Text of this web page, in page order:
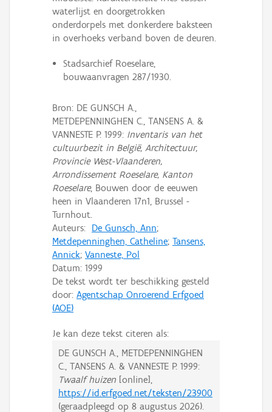
waterlijst en doorgetrokken
onderdorpels met donkerdere baksteen
in overhoeks verband boven de deuren.
Stadsarchief Roeselare,
bouwaanvragen 287/1930.
Bron: DE GUNSCH A.,
METDEPENNINGHEN C., TANSENS A. &
VANNESTE P. 1999: Inventaris van het
cultuurbezit in België, Architectuur,
Provincie West-Vlaanderen,
Arrondissement Roeselare, Kanton
Roeselare, Bouwen door de eeuwen
heen in Vlaanderen 17n1, Brussel -
Turnhout.
Auteurs: De Gunsch, Ann;
Metdepenninghen, Catheline; Tansens,
Annick; Vanneste, Pol
Datum: 1999
De tekst wordt ter beschikking gesteld
door: Agentschap Onroerend Erfgoed
(AOE)
Je kan deze tekst citeren als:
DE GUNSCH A., METDEPENNINGHEN
C., TANSENS A. & VANNESTE P. 1999:
Twaalf huizen [online],
https://id.erfgoed.net/teksten/23900
(geraadpleegd op 8 augustus 2026).